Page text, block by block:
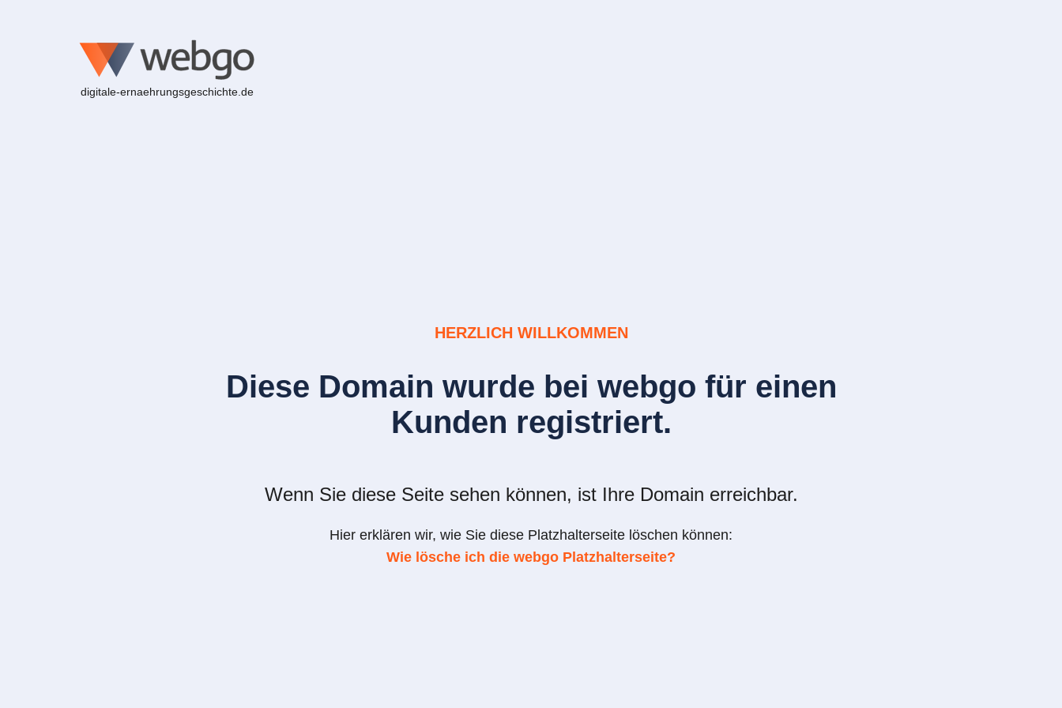
digitale-ernaehrungsgeschichte.de
HERZLICH WILLKOMMEN
Diese Domain wurde bei webgo für einen
Kunden registriert.
Wenn Sie diese Seite sehen können, ist Ihre Domain erreichbar.
Hier erklären wir, wie Sie diese Platzhalterseite löschen können:
Wie lösche ich die webgo Platzhalterseite?